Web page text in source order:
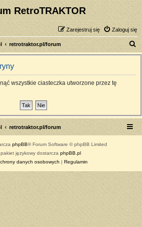
RetroTRAKTOR
Zaloguj się
Zarejestruj się
retrotraktor.pl/forum
z
wszystkie ciasteczka utworzone przez tę
retrotraktor.pl/forum
phpBB® Forum Software © phpBB Limited
językowy dostarcza phpBB.pl
danych osobowych | Regulamin